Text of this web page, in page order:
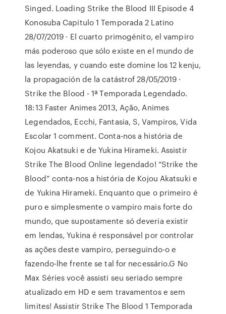
Singed. Loading Strike the Blood III Episode 4
Konosuba Capitulo 1 Temporada 2 Latino
28/07/2019 · El cuarto primogénito, el vampiro
más poderoso que sólo existe en el mundo de
las leyendas, y cuando este domine los 12 kenju,
la propagación de la catástrof 28/05/2019 ·
Strike the Blood - 1ª Temporada Legendado.
18:13 Faster Animes 2013, Ação, Animes
Legendados, Ecchi, Fantasia, S, Vampiros, Vida
Escolar 1 comment. Conta-nos a história de
Kojou Akatsuki e de Yukina Hirameki. Assistir
Strike The Blood Online legendado! “Strike the
Blood” conta-nos a história de Kojou Akatsuki e
de Yukina Hirameki. Enquanto que o primeiro é
puro e simplesmente o vampiro mais forte do
mundo, que supostamente só deveria existir
em lendas, Yukina é responsável por controlar
as ações deste vampiro, perseguindo-o e
fazendo-lhe frente se tal for necessário.G No
Max Séries você assisti seu seriado sempre
atualizado em HD e sem travamentos e sem
limites! Assistir Strike The Blood 1 Temporada